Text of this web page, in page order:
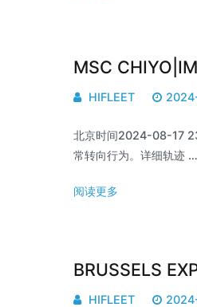
MSC
HIFLEET
北京时间2024-08-17
常转向行为。详细轨迹 …
阅读更多
BRUSSELS
HIFLEET